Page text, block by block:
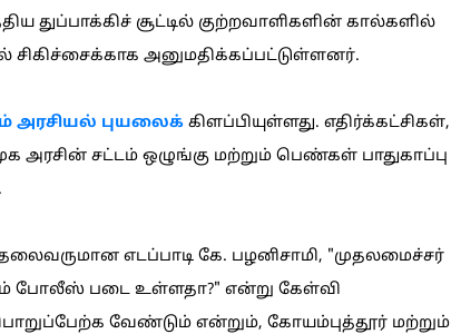
துப்பாக்கிச் சூட்டில் குற்றவாளிகளின் கால்களில்
அனுமதிக்கப்பட்டுள்ளனர்.
அரசியல் புயலைக்கிளப்பியுள்ளது. எதிர்க்கட்சிகள்,
அரசின் சட்டம் ஒழுங்கு மற்றும் பெண்கள் பாதுகாப்பு
எடப்பாடி கே. பழனிசாமி, "முதலமைச்சர்
போலீஸ் படை உள்ளதா?" என்று கேள்வி
பொறுப்பேற்க வேண்டும் என்றும், கோயம்புத்தூர் மற்றும்